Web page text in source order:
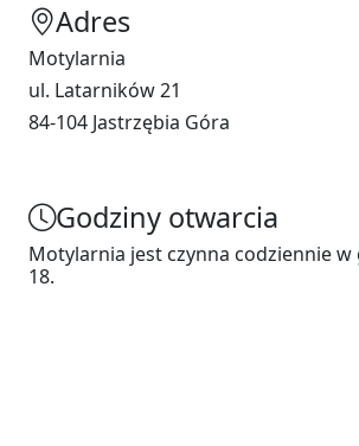
Adres
Motylarnia
ul. Latarników 21
84-104 Jastrzębia Góra
Godziny otwarcia
Motylarnia jest czynna codziennie w
18.